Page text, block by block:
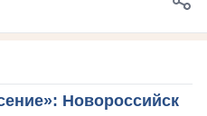
Новороссийск